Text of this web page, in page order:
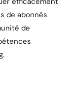
deabonnés
de